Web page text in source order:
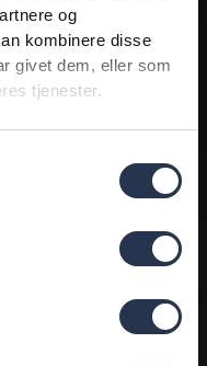
og
kombinere disse
givet dem, eller som
tjenester.